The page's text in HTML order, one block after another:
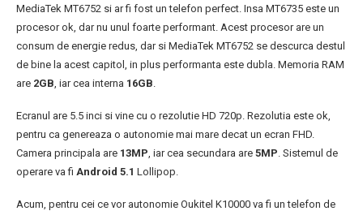
MediaTek MT6752 si ar fi fost un telefon perfect. Insa MT6735 este un
procesor ok, dar nu unul foarte performant. Acest procesor are un
consum de energie redus, dar si MediaTek MT6752 se descurca destul
de bine la acest capitol, in plus performanta este dubla. Memoria RAM
are 2GB , iar cea interna 16GB
Ecranul are 5.5 inci si vine cu o rezolutie HD 720p. Rezolutia este ok,
pentru ca genereaza o autonomie mai mare decat un ecran FHD.
Camera principala are 13MP , iar cea secundara are 5MP . Sistemul de
operare va fi Android 5.1 Lollipop.
Acum, pentru cei ce vor autonomie Oukitel K10000 va fi un telefon de